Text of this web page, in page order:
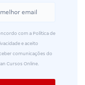
com a Política de
e aceito
comunicações do
Cursos Online.